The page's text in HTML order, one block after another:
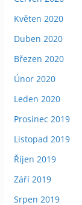
Květen 2020
Duben 2020
Březen 2020
Únor 2020
Leden 2020
Prosinec 2019
Listopad 2019
Říjen 2019
Září 2019
Srpen 2019